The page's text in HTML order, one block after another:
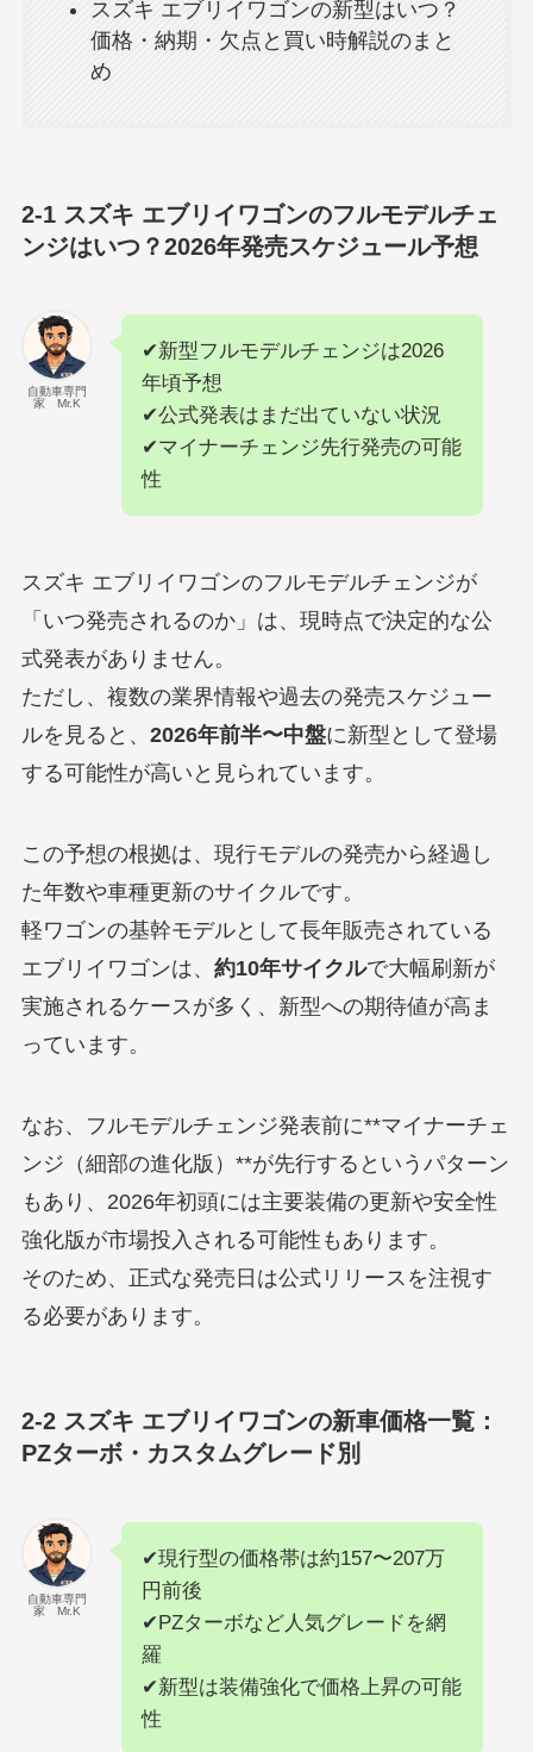
スズキ エブリイワゴンの新型はいつ？
価格・納期・欠点と買い時解説のまと
め
2-1 スズキ エブリイワゴンのフルモデルチェ
ンジはいつ？2026年発売スケジュール予想
自動車専門
家 Mr.K
✔新型フルモデルチェンジは2026
年頃予想
✔公式発表はまだ出ていない状況
✔マイナーチェンジ先行発売の可能
性
スズキ エブリイワゴンのフルモデルチェンジが
「いつ発売されるのか」は、現時点で決定的な公
式発表がありません。
ただし、複数の業界情報や過去の発売スケジュー
ルを見ると、 2026年前半〜中盤に新型として登場
する可能性が高いと見られています。
この予想の根拠は、現行モデルの発売から経過し
た年数や車種更新のサイクルです。
軽ワゴンの基幹モデルとして長年販売されている
エブリイワゴンは、 約10年サイクルで大幅刷新が
実施されるケースが多く、新型への期待値が高ま
っています。
なお、フルモデルチェンジ発表前に**マイナーチェ
ンジ（細部の進化版）**が先行するというパターン
もあり、2026年初頭には主要装備の更新や安全性
強化版が市場投入される可能性もあります。
そのため、正式な発売日は公式リリースを注視す
る必要があります。
2-2 スズキ エブリイワゴンの新車価格一覧：
PZターボ・カスタムグレード別
自動車専門
家 Mr.K
✔現行型の価格帯は約157〜207万
円前後
✔PZターボなど人気グレードを網
羅
✔新型は装備強化で価格上昇の可能
性